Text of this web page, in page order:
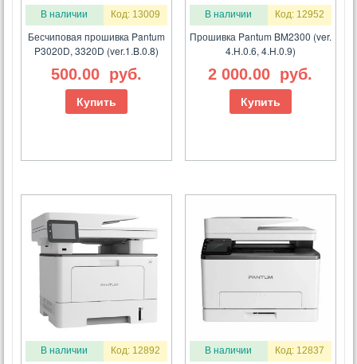
В наличии Код: 13009
Бесчиповая прошивка Pantum
P3020D, 3320D (ver.1.B.0.8)
500.00 руб.
Купить
В наличии Код: 12952
Прошивка Pantum BM2300 (ver.
4.H.0.6, 4.H.0.9)
2 000.00 руб.
Купить
В наличии Код: 12892 В наличии Код: 12837